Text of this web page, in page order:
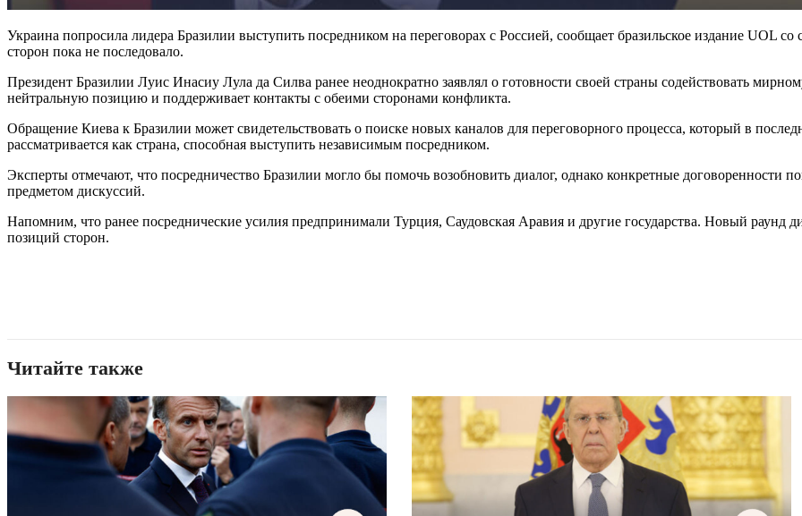
Украина попросила лидера Бразилии выступить посредником на переговорах с Россией, сообщает бразильское издание UOL
сторон пока не последовало.
Президент Бразилии Луис Инасиу Лула да Силва ранее неоднократно заявлял о готовности своей страны содействовать
нейтральную позицию и поддерживает контакты с обеими сторонами конфликта.
Обращение Киева к Бразилии может свидетельствовать о поиске новых каналов для переговорного процесса, который в
рассматривается как страна, способная выступить независимым посредником.
Эксперты отмечают, что посредничество Бразилии могло бы помочь возобновить диалог, однако конкретные договоренности
предметом дискуссий.
Напомним, что ранее посреднические усилия предпринимали Турция, Саудовская Аравия и другие государства. Новый раунд
позиций сторон.
Читайте также